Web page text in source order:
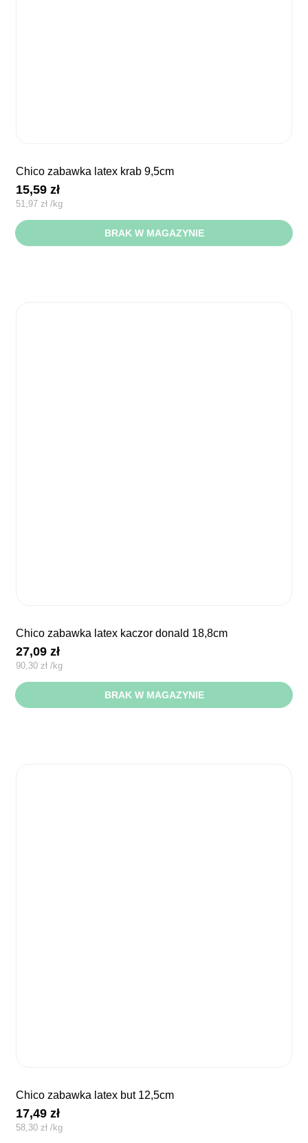
chico zabawka latex krab 9,5cm
15,59zł
51,97 zł /kg
BRAK W MAGAZYNIE
chico zabawka latex kaczor donald 18,8cm
27,09zł
90,30 zł /kg
BRAK W MAGAZYNIE
chico zabawka latex but 12,5cm
17,49zł
58,30zł /kg